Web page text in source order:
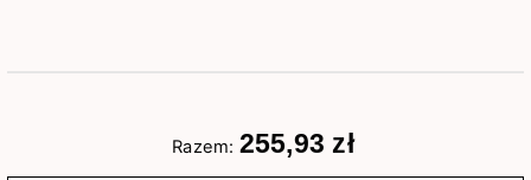
Razem: 255,93 zł